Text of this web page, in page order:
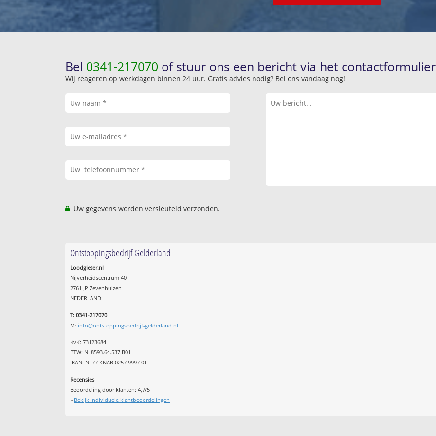
Bel 0341-217070 of stuur ons een bericht via het
Wij reageren op werkdagen binnen 24 uur. Gratis advies nodig? Bel ons vandaag nog!
Uw gegevens worden versleuteld verzonden.
Ontstoppingsbedrijf Gelderland
Loodgieter.nl
Nijverheidscentrum 40
2761 JP Zevenhuizen
NEDERLAND
T: 0341-217070
M: info@ontstoppingsbedrijf-gelderland.nl
KvK: 73123684
BTW: NL8593.64.537.B01
IBAN: NL77 KNAB 0257 9997 01
Recensies
Beoordeling door klanten:4,7/5
» Bekijk individuele klantbeoordelingen